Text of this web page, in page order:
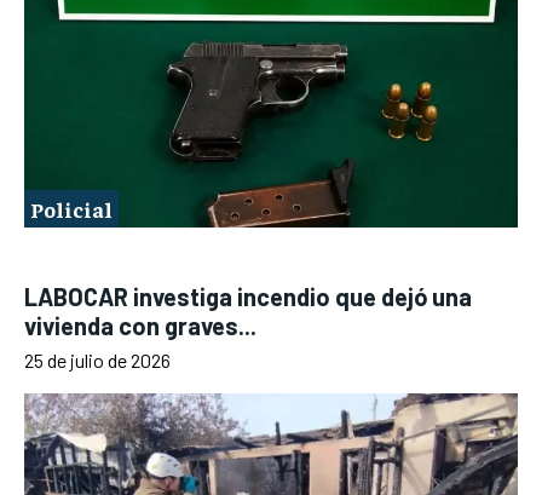
Policial
LABOCAR investiga incendio que dejó una
vivienda con graves...
25 de julio de 2026